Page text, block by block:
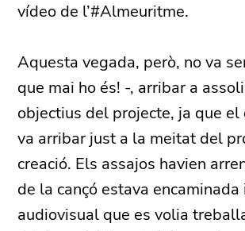
vídeo de l’#Almeuritme.
Aquesta vegada, però, no va
que mai ho és! -, arribar a
objectius del projecte, ja que el
va arribar just a la meitat del
creació. Els assajos havien
de la cançó estava
audiovisual que es volia